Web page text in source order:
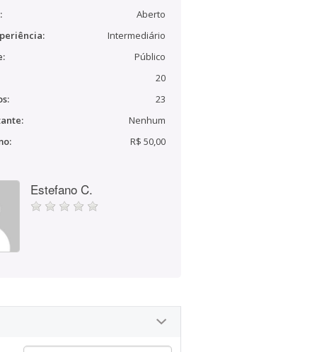
Aberto
Intermediário
Público
20
23
Nenhum
R$ 50,00
Estefano C.